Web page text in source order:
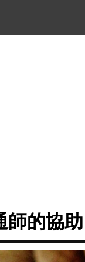
師的協